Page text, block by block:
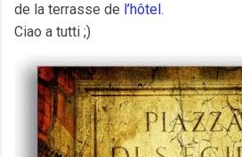
de la terrasse de l’hôtel.
Ciao a tutti ;)